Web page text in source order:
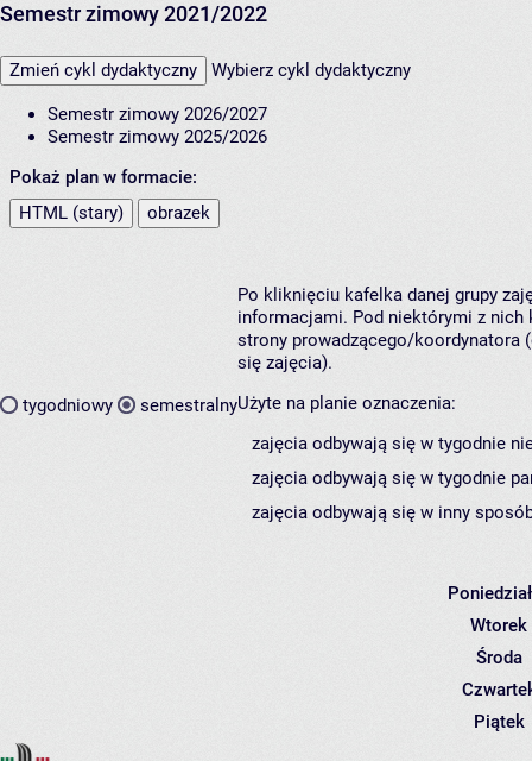
Semestr zimowy 2021/2022
Zmień cykl dydaktyczny Wybierz cykl dydaktyczny
Semestr zimowy 2026/2027
Semestr zimowy 2025/2026
Pokaż plan w formacie:
HTML (stary)
obrazek
tygodniowy semestralny
Po kliknięciu kafelka danej grupy
informacjami. Pod niektórymi z nich
strony prowadzącego/koordynatora
się zajęcia).
Użyte na planie oznaczenia:
zajęcia odbywają się w tygodnie
zajęcia odbywają się w tygodnie
zajęcia odbywają się w inny
Wtorek
Środa
Piątek